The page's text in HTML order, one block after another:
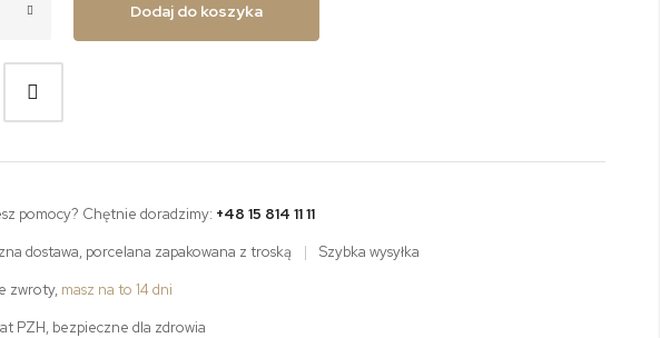
Dodaj do koszyka
pomocy? Chętnie doradzimy: +48 15 814 11 11
dostawa, porcelana zapakowana z troską
|
Szybka wysyłka
zwroty, masz na to 14 dni
PZH, bezpieczne dla zdrowia